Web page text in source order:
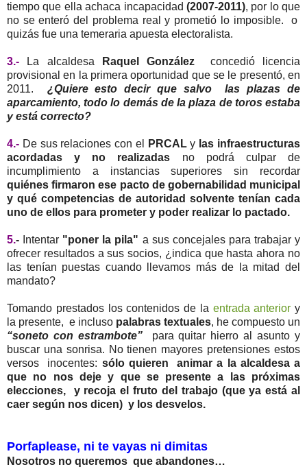
tiempo que ella achaca incapacidad (2007-2011), por lo que
no se enteró del problema real y prometió lo imposible. o
quizás fue una temeraria apuesta electoralista.
3.- La alcaldesa Raquel González concedió licencia
provisional en la primera oportunidad que se le presentó, en
2011. ¿Quiere esto decir que salvo las plazas de
aparcamiento, todo lo demás de la plaza de toros estaba
y está correcto?
4.- De sus relaciones con el PRCALy las infraestructuras
acordadas y no realizadas no podrá culpar de
incumplimiento a instancias superiores sin recordar
quiénes firmaron ese pacto de gobernabilidad municipal
y qué competencias de autoridad solvente tenían cada
uno de ellos para prometer y poder realizar lo pactado.
5.- Intentar "poner la pila" a sus concejales para trabajar y
ofrecer resultados a sus socios, ¿indica que hasta ahora no
las tenían puestas cuando llevamos más de la mitad del
mandato?
Tomando prestados los contenidos de la entrada anterior y
la presente, e incluso palabras textuales, he compuesto un
“soneto con estrambote”
para quitar hierro al asunto y
buscar una sonrisa. No tienen mayores pretensiones estos
versos inocentes: sólo quieren animar a la alcaldesa a
que no nos deje y que se presente a las próximas
elecciones, y recoja el fruto del trabajo (que ya está al
caer según nos dicen) y los desvelos.
Porfaplease, ni te vayas ni dimitas
Nosotros no queremos que abandones…